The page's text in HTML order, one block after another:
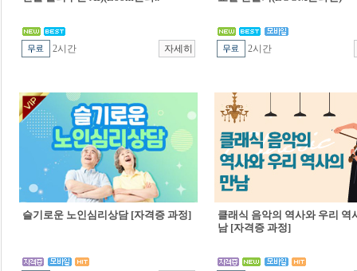
2시간 2시간
슬기로운 노인심리상담 [자격증 과정]
클래식 음악의 역사와 우리 역
남 [자격증 과정]